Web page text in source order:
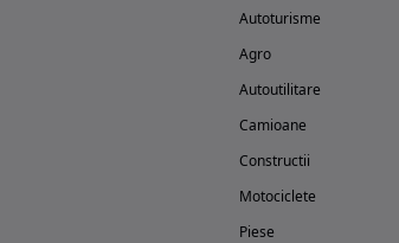
Autoturisme
Agro
Autoutilitare
Camioane
Constructii
Motociclete
Piese